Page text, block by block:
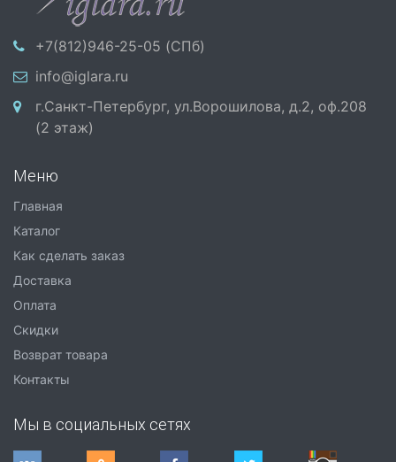
+7(812)946-25-05 (СПб)
info@iglara.ru
г.Санкт-Петербург, ул.Ворошилова, д.2, оф.208
(2 этаж)
Меню
Главная
Каталог
Как сделать заказ
Доставка
Оплата
Скидки
Возврат товара
Контакты
Мы в социальных сетях